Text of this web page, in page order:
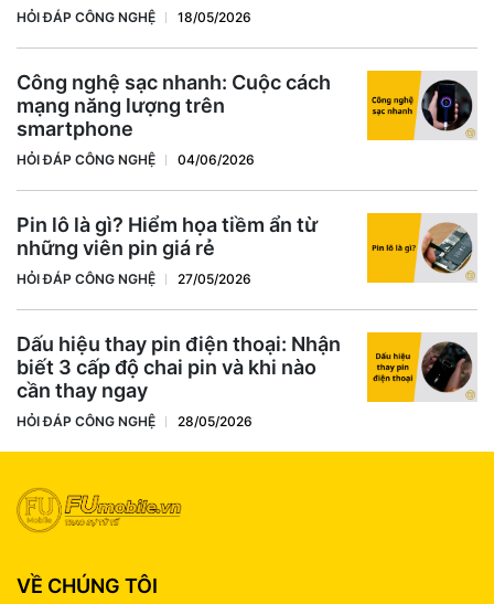
HỎI ĐÁP CÔNG NGHỆ 18/05/2026
Công nghệ sạc nhanh: Cuộc cách
mạng năng lượng trên
smartphone
HỎI ĐÁP CÔNG NGHỆ 04/06/2026
Pin lô là gì? Hiểm họa tiềm ẩn từ
những viên pin giá rẻ
HỎI ĐÁP CÔNG NGHỆ 27/05/2026
Dấu hiệu thay pin điện thoại: Nhận
biết 3 cấp độ chai pin và khi nào
cần thay ngay
HỎI ĐÁP CÔNG NGHỆ 28/05/2026
VỀ CHÚNG TÔI